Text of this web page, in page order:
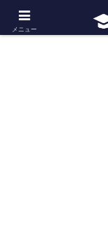
日常で必要
メニュー